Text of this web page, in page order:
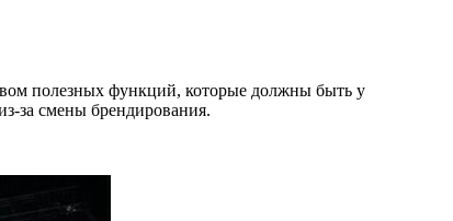
полезных функций, которые должны быть у
за смены брендирования.